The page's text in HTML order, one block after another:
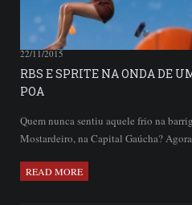
22/11/2015
RBS E SPRITE NA ONDA DE
POA
Quem nunca sentiu aquele frio na
Mostardeiro, na Capital Gaúcha?
READ MORE